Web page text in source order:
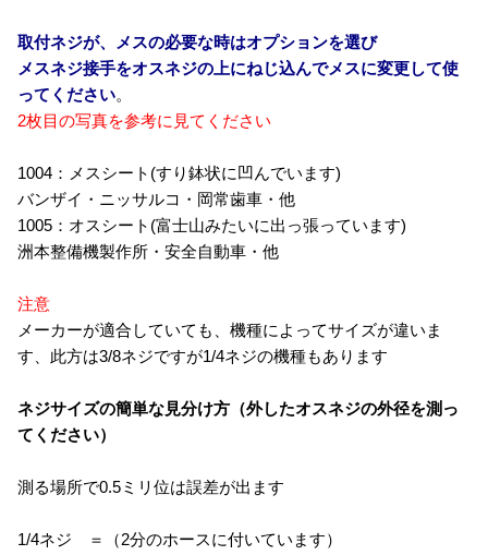
取付ネジが、メスの必要な時はオプションを選び
メスネジ接手をオスネジの上にねじ込んでメスに変更して使
ってください。
2枚目の写真を参考に見てください
1004：メスシート(すり鉢状に凹んでいます)
バンザイ・ニッサルコ・岡常歯車・他
1005：オスシート(富士山みたいに出っ張っています)
洲本整備機製作所・安全自動車・他
注意
メーカーが適合していても、機種によってサイズが違いま
す、此方は3/8ネジですが1/4ネジの機種もあります
ネジサイズの簡単な見分け方（外したオスネジの外径を測っ
てください）
測る場所で0.5ミリ位は誤差が出ます
1/4ネジ ＝（2分のホースに付いています）